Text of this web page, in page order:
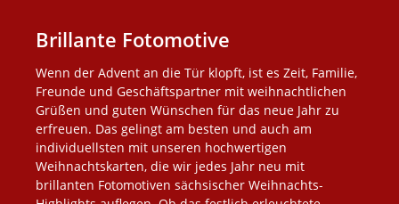
Brillante Fotomotive
Wenn der Advent an die Tür klopft, ist es Zeit, Familie,
Freunde und Geschäftspartner mit weihnachtlichen
Grüßen und guten Wünschen für das neue Jahr zu
erfreuen. Das gelingt am besten und auch am
individuellsten mit unseren hochwertigen
Weihnachtskarten, die wir jedes Jahr neu mit
brillanten Fotomotiven sächsischer Weihnachts-